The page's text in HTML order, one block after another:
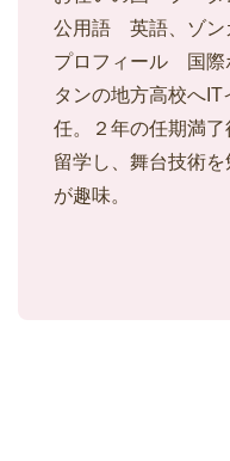
公用語 英語、ゾン
プロフィール 国際
タンの地方高校へ
任。２年の任期満
留学し、舞台技術
が趣味。